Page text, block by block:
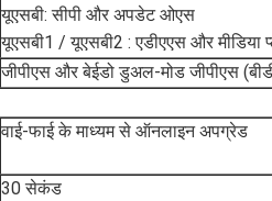
यूएसबी: सीपी और अपडेट ओएस
यूएसबी1 / यूएसबी2 : एडीएएस और मीडिया
जीपीएस और बेईडो डुअल-मोड जीपीएस
वाई-फाई के माध्यम से ऑनलाइन अपग्रेड
30 सेकंड